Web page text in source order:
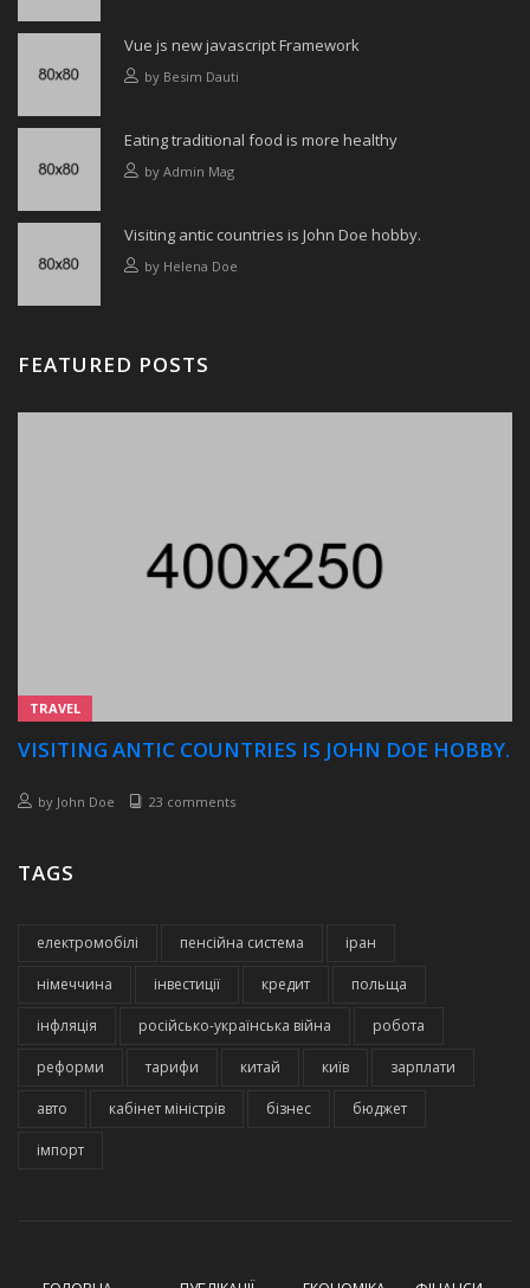
Vue js new javascript Framework
by Besim Dauti
Eating traditional food is more healthy
by Admin Mag
Visiting antic countries is John Doe hobby.
by Helena Doe
FEATURED POSTS
TRAVEL
VISITING ANTIC COUNTRIES IS JOHN DOE HOBBY.
by John Doe 23 comments
TAGS
електромобілі пенсійна система іран
німеччина інвестиції кредит польща
інфляція російсько-українська війна робота
реформи тарифи китай київ зарплати
авто кабінет міністрів бізнес бюджет
імпорт